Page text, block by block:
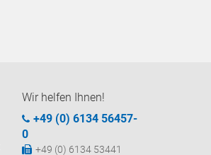
Wir helfen Ihnen!
+49 (0) 6134 56457-
0
+49 (0) 6134 53441